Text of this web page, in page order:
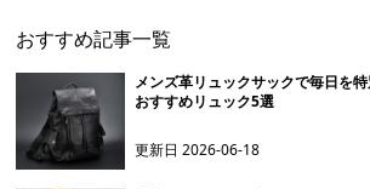
おすすめ記事一覧
メンズ革リュックサックで毎日を
おすすめリュック5選
更新日2026-06-18